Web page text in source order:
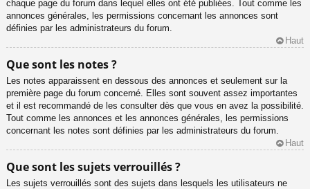
chaque page du forum dans lequel elles ont été publiées. Tout comme les
annonces générales, les permissions concernant les annonces sont
définies par les administrateurs du forum.
Haut
Que sont les notes ?
Les notes apparaissent en dessous des annonces et seulement sur la
première page du forum concerné. Elles sont souvent assez importantes
et il est recommandé de les consulter dès que vous en avez la possibilité.
Tout comme les annonces et les annonces générales, les permissions
concernant les notes sont définies par les administrateurs du forum.
Haut
Que sont les sujets verrouillés ?
Les sujets verrouillés sont des sujets dans lesquels les utilisateurs ne